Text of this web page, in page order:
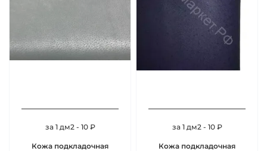
за 1 дм2 - 10 ₽
Кожа подкладочная
за 1 дм2 - 10 ₽
Кожа подкладочная